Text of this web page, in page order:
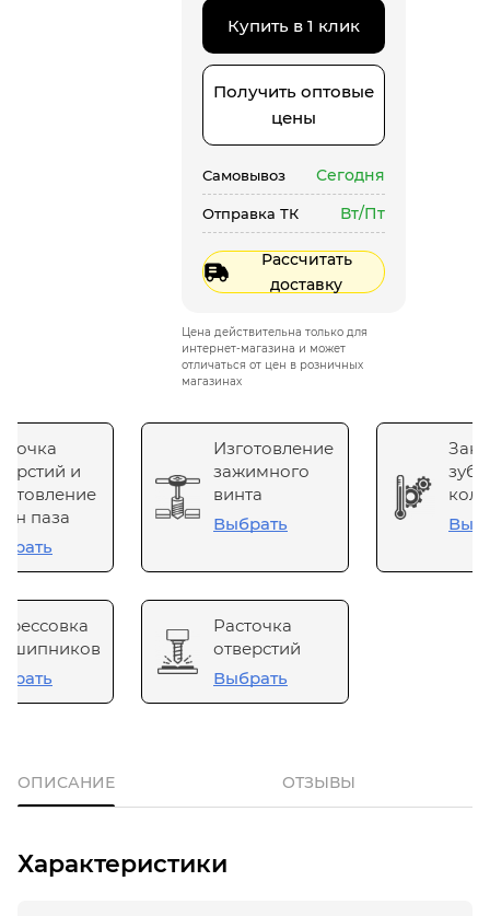
Купить в 1 клик
Получить оптовые
цены
Самовывоз Сегодня
Отправка ТК Вт/Пт
Рассчитать
доставку
Цена действительна только для
интернет-магазина и может
отличаться от цен в розничных
магазинах
и
паза
Изготовление
зажимного
винта
Выбрать
Расточка
отверстий
Выбрать
ОПИСАНИЕ ОТЗЫВЫ
Характеристики